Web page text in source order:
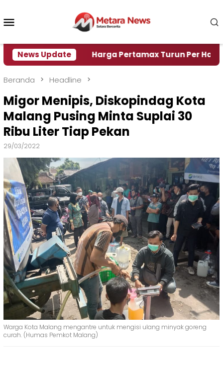
konten
News Update
Air Harga Pertamax Turun Per Hari Ini,
Beranda Headline
Migor Menipis, Diskopindag Kota
Malang Pusing Minta Suplai 30
Ribu Liter Tiap Pekan
29/03/2022
Warga Kota Malang mengantre untuk mengisi ulang minyak goreng
curah. (Humas Pemkot Malang)